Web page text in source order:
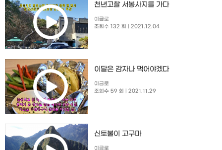
천년고찰 서봉사지를 가다
이금로
조회수 132 회
| 2021.12.04
이달은 감자나 먹어야겠다
이금로
조회수 59 회
| 2021.11.29
신토불이 고구마
이금로